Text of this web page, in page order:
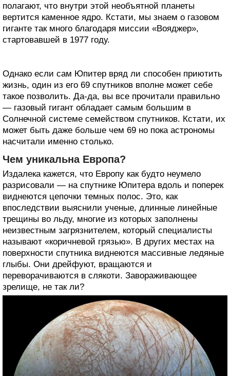
полагают, что внутри этой необъятной планеты
вертится каменное ядро. Кстати, мы знаем о газовом
гиганте так много благодаря миссии «Вояджер»,
стартовавшей в 1977 году.
Однако если сам Юпитер вряд ли способен приютить
жизнь, один из его 69 спутников вполне может себе
такое позволить. Да-да, вы все прочитали правильно
— газовый гигант обладает самым большим в
Солнечной системе семейством спутников. Кстати, их
может быть даже больше чем 69 но пока астрономы
насчитали именно столько.
Чем уникальна Европа?
Издалека кажется, что Европу как будто неумело
разрисовали — на спутнике Юпитера вдоль и поперек
виднеются цепочки темных полос. Это, как
впоследствии выяснили ученые, длинные линейные
трещины во льду, многие из которых заполнены
неизвестным загрязнителем, который специалисты
называют «коричневой грязью». В других местах на
поверхности спутника виднеются массивные ледяные
глыбы. Они дрейфуют, вращаются и
переворачиваются в слякоти. Завораживающее
зрелище, не так ли?